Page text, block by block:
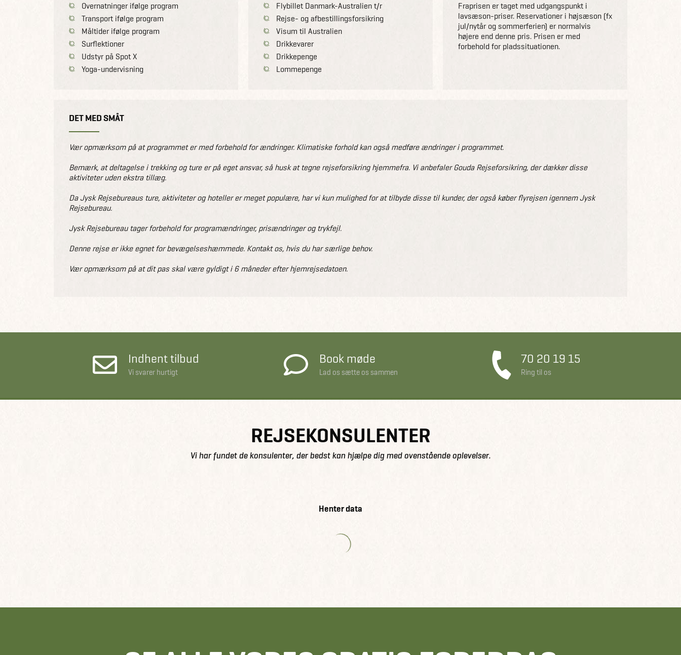
Overnatninger ifølge program
Transport ifølge program
Måltider ifølge program
Surflektioner
Udstyr på Spot X
Yoga-undervisning
Flybillet Danmark-Australien t/r
Rejse- og afbestillingsforsikring
Visum til Australien
Drikkevarer
Drikkepenge
Lommepenge
Fraprisen er taget med udgangspunkt i
lavsæson-priser. Reservationer i højsæson (fx
jul/nytår og sommerferien) er normalvis
højere end denne pris. Prisen er med
forbehold for pladssituationen.
DET MED SMÅT
Vær opmærksom på at programmet er med forbehold for ændringer. Klimatiske forhold kan også medføre ændringer i programmet.
Bemærk, at deltagelse i trekking og ture er på eget ansvar, så husk at tegne rejseforsikring hjemmefra. Vi anbefaler Gouda Rejseforsikring, der dækker disse
aktiviteter uden ekstra tillæg.
Da Jysk Rejsebureaus ture, aktiviteter og hoteller er meget populære, har vi kun mulighed for at tilbyde disse til kunder, der også køber flyrejsen igennem Jysk
Rejsebureau.
Jysk Rejsebureau tager forbehold for programændringer, prisændringer og trykfejl.
Denne rejse er ikke egnet for bevægelseshæmmede. Kontakt os, hvis du har særlige behov.
Vær opmærksom på at dit pas skal være gyldigt i 6 måneder efter hjemrejsedatoen.
Indhent tilbud
Vi svarer hurtigt
Book møde
Lad os sætte os sammen
70 20 19 15
Ring til os
REJSEKONSULENTER
Vi har fundet de konsulenter, der bedst kan hjælpe dig med ovenstående oplevelser.
Henter data